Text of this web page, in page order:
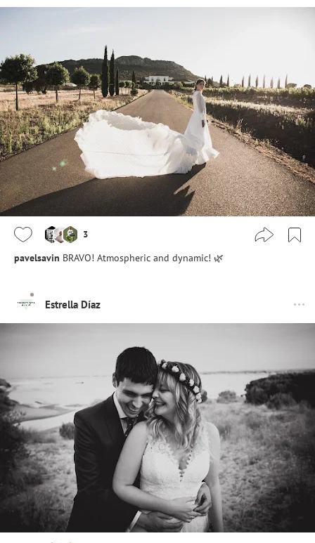
3
pavelsavin BRAVO! Atmospheric and dynamic! 🌿
Estrella Díaz